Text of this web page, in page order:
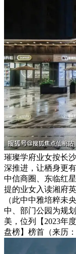
璀璨学府业女按长
深推进，让栖身更
中信商圈、东临红
提的业女入读湘府
（此中中雅培粹未
中、部门公园为规
美，位列【2023年
盘榜】榜首（来历